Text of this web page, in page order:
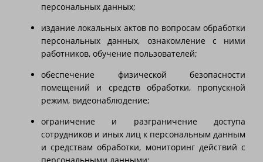
персональных данных;
издание локальных актов по вопросам обработки
персональных данных, ознакомление с ними
работников, обучение пользователей;
обеспечение физической безопасности
помещений и средств обработки, пропускной
режим, видеонаблюдение;
ограничение и разграничение доступа
сотрудников и иных лиц к персональным данным
и средствам обработки, мониторинг действий с